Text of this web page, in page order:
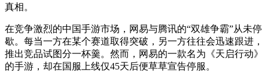
真相。
在竞争激烈的中国手游市场，网易与腾讯的“双雄争霸”从未停
歇。每当一方在某个赛道取得突破，另一方往往会迅速跟进，
推出竞品试图分一杯羹。然而，网易的一款名为《天启行动》
的手游，却在国服上线仅45天后便草草宣告停服。